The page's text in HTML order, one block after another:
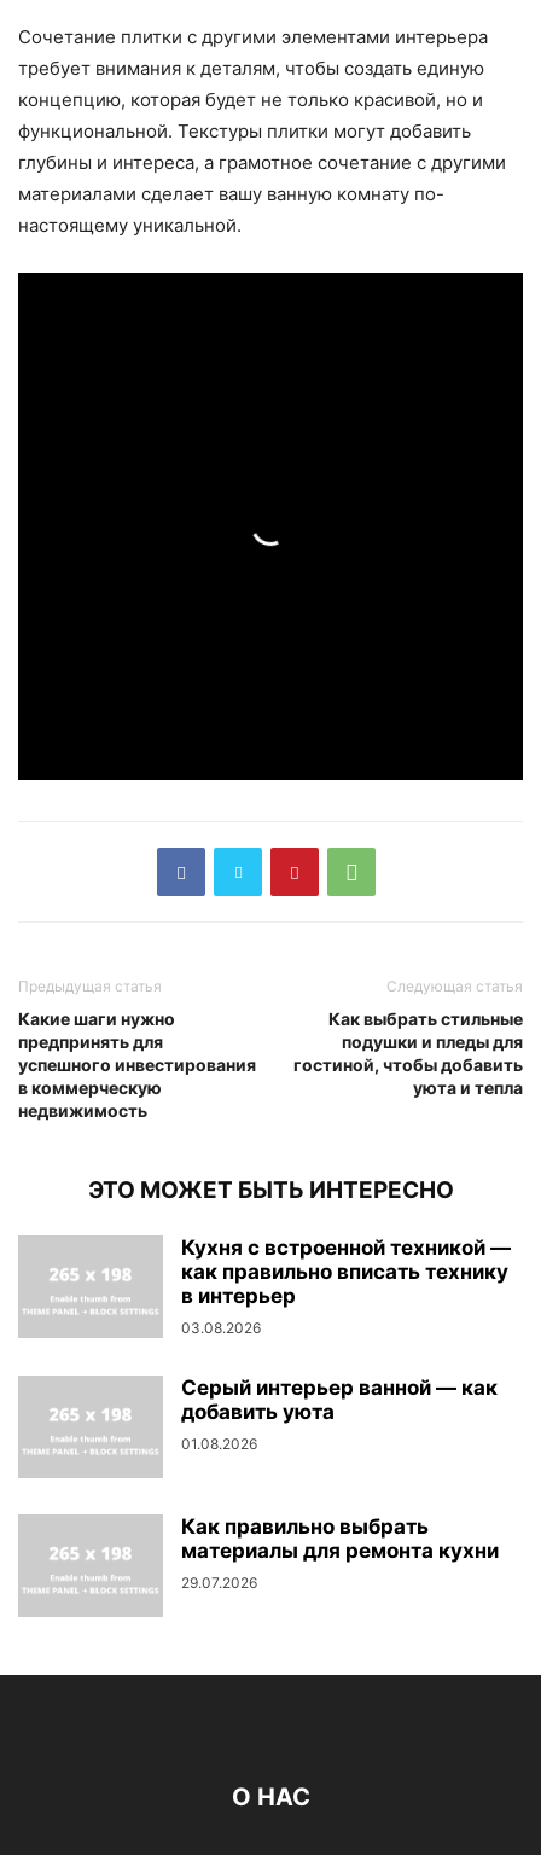
Сочетание плитки с другими элементами интерьера
требует внимания к деталям, чтобы создать единую
концепцию, которая будет не только красивой, но и
функциональной. Текстуры плитки могут добавить
глубины и интереса, а грамотное сочетание с другими
материалами сделает вашу ванную комнату по-
настоящему уникальной.
Предыдущая статья
Какие шаги нужно
предпринять для
успешного инвестирования
в коммерческую
недвижимость
Следующая статья
Как выбрать стильные
подушки и пледы для
гостиной, чтобы добавить
уюта и тепла
ЭТО МОЖЕТ БЫТЬ ИНТЕРЕСНО
Кухня с встроенной техникой —
как правильно вписать технику
в интерьер
03.08.2026
Серый интерьер ванной — как
добавить уюта
01.08.2026
Как правильно выбрать
материалы для ремонта кухни
29.07.2026
О НАС